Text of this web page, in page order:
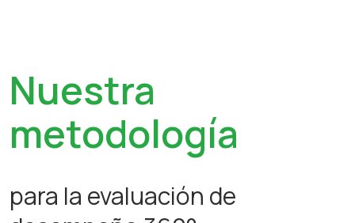
Nuestra
metodología
para la evaluación de